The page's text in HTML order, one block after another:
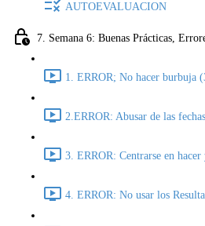
AUTOEVALUACION
7. Semana 6: Buenas Prácticas,
1. ERROR; No hacer burbuja
2.ERROR: Abusar de las
3. ERROR: Centrarse en
4. ERROR: No usar los